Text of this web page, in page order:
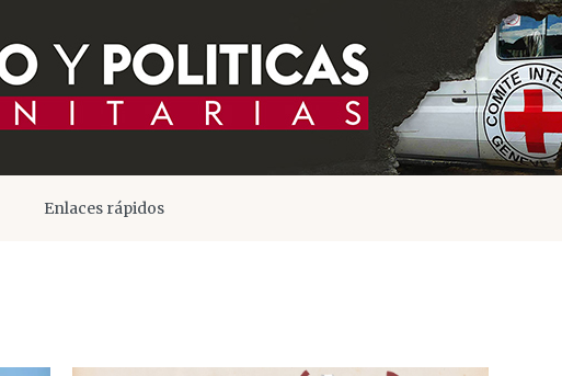
Enlaces rápidos